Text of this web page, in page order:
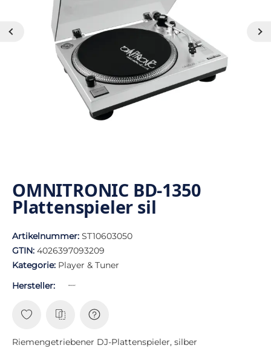
OMNITRONIC BD-1350
Plattenspieler sil
Artikelnummer: ST10603050
GTIN: 4026397093209
Kategorie: Player & Tuner
Hersteller:
Riemengetriebener DJ-Plattenspieler, silber